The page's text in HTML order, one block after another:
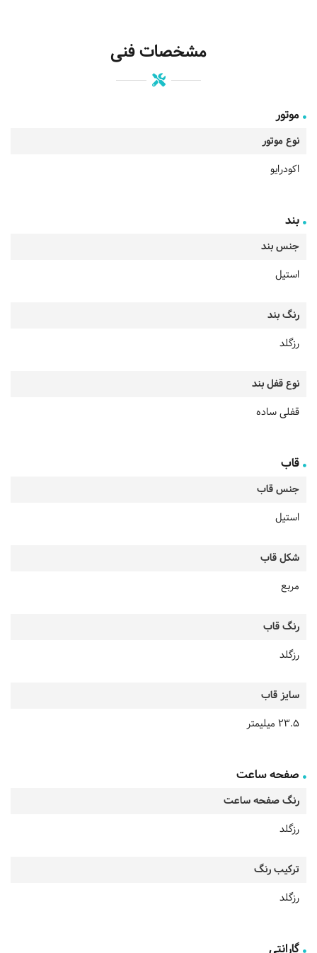
مشخصات فنی
موتور
نوع موتور
اکودرایو
بند
جنس بند
استیل
رنگ بند
رزگلد
نوع قفل بند
قفلی ساده
قاب
جنس قاب
استیل
شکل قاب
مربع
رنگ قاب
رزگلد
سایز قاب
23.5 میلیمتر
صفحه ساعت
رنگ صفحه ساعت
رزگلد
ترکیب رنگ
رزگلد
گارانتی